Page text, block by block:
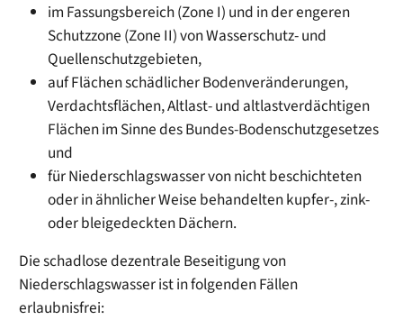
im Fassungsbereich (Zone I) und in der engeren
Schutzzone (Zone II) von Wasserschutz- und
Quellenschutzgebieten,
auf Flächen schädlicher Bodenveränderungen,
Verdachtsflächen, Altlast- und altlastverdächtigen
Flächen im Sinne des Bundes-Bodenschutzgesetzes
und
für Niederschlagswasser von nicht beschichteten
oder in ähnlicher Weise behandelten kupfer-, zink-
oder bleigedeckten Dächern.
Die schadlose dezentrale Beseitigung von
Niederschlagswasser ist in folgenden Fällen
erlaubnisfrei: